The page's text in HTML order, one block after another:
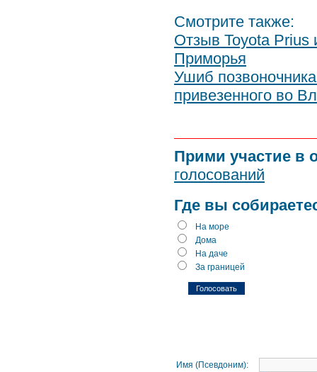
Смотрите также:
Отзыв Toyota Prius
Приморья
Ушиб
привезенного во
Прими участие в
голосований
Где вы
На море
Дома
На даче
За границей
Имя (Псевдоним):